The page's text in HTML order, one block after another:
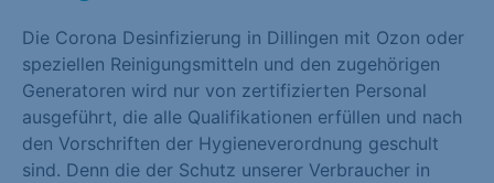
Die Corona Desinfizierung in Dillingen mit Ozon oder
speziellen Reinigungsmitteln und den zugehörigen
Generatoren wird nur von zertifizierten Personal
ausgeführt, die alle Qualifikationen erfüllen und nach
den Vorschriften der Hygieneverordnung geschult
sind. Denn die der Schutz unserer Verbraucher in